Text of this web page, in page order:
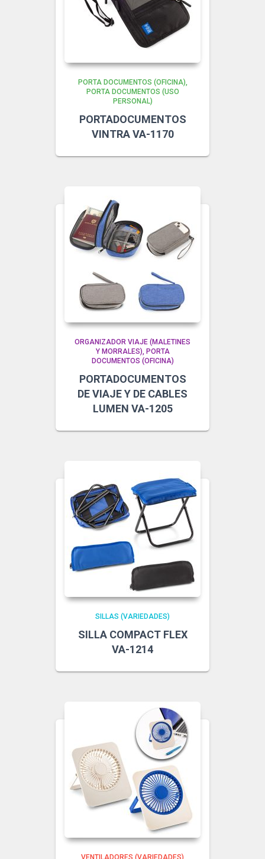
PORTA DOCUMENTOS (OFICINA)
PORTA DOCUMENTOS (USO
PERSONAL)
PORTADOCUMENTOS
VINTRA VA-1170
ORGANIZADOR VIAJE (MALETINES
Y MORRALES)
PORTA
DOCUMENTOS (OFICINA)
PORTADOCUMENTOS
DE VIAJE Y DE CABLES
LUMEN VA-1205
SILLAS (VARIEDADES)
SILLA COMPACT FLEX
VA-1214
VENTILADORES (VARIEDADES)